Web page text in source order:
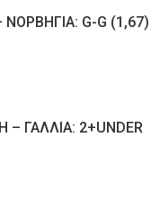
ΝΟΡΒΗΓΙΑ: G-G (1,67)
– ΓΑΛΛΙΑ: 2+UNDER